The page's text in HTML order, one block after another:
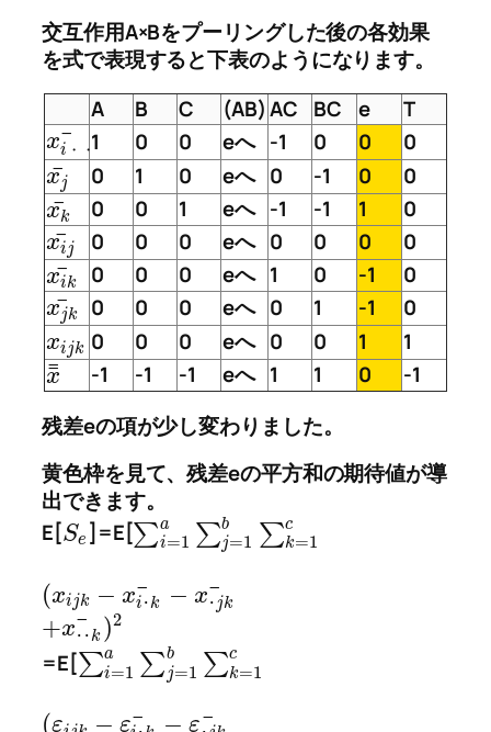
交互作用A×Bをプーリングした後の各効果
を式で表現すると下表のようになります。
A
B C (AB)AC BC e T
xi ・ ・
¯ 1 0 0 eへ -1 0 0 0
xj
¯ 0 1 0 eへ 0 -1 0 0
xk
¯ 0 0 1 eへ -1 -1 1 0
xij
¯ 0 0 0 eへ 0 0 0 0
xik
¯ 0 0 0 eへ 1 0 -1 0
xjk
¯ 0 0 0 eへ 0 1 -1 0
xijk 0 0 0 eへ 0 0 1 1
x
¯
¯ -1 -1 -1 eへ 1 1 0
-1
残差eの項が少し変わりました。
黄色枠を見て、残差eの平方和の期待値が導
出できます。
E[Se ]=E[∑a
i=1 ∑b
j=1 ∑c
k=1
(xijk − xi ･k
¯ − x ･ jk
¯
+x ･ ･k
¯ )2
=E[∑a
i=1 ∑b
j=1 ∑c
k=1
(ε − ε¯ − ε¯